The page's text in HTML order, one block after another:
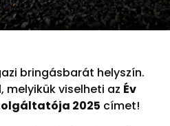
bringásbarát helyszín.
viselheti az Év
2025 címet!